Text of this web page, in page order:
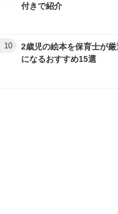
付きで紹介
10
2歳児の絵本を保育士が
になるおすすめ15選